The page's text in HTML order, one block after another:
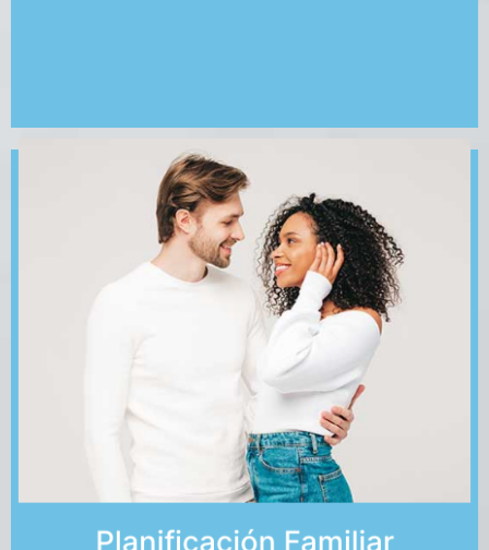
Planificación Familiar
Brindamos algunos tipos de métodos
anticonceptivos